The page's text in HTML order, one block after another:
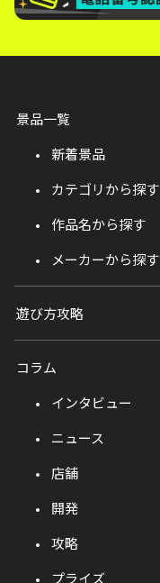
景品一覧
新着景品
カテゴリから探す
作品名から探す
メーカーから探す
遊び方攻略
コラム
インタビュー
ニュース
店舗
開発
攻略
プライズ